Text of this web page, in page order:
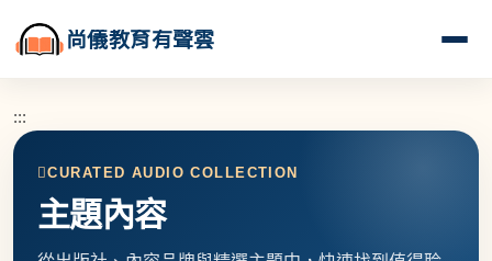
尚儀教育有聲雲
:::
CURATED AUDIO COLLECTION
主題內容